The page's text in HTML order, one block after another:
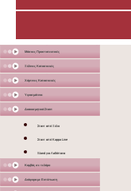
Μάσκες Προστατευτικές
Ξύλινες Κατασκευές
Χάρτινες Κατασκευές
Υφασμάτινα
Διακοσμητικά Σταντ
Σταντ από Ξύλο
Σταντ από Kappa Line
Stand για Λαδόπανα
Καμβάς σε τελάρο
Διάφορα με Εκτύπωση